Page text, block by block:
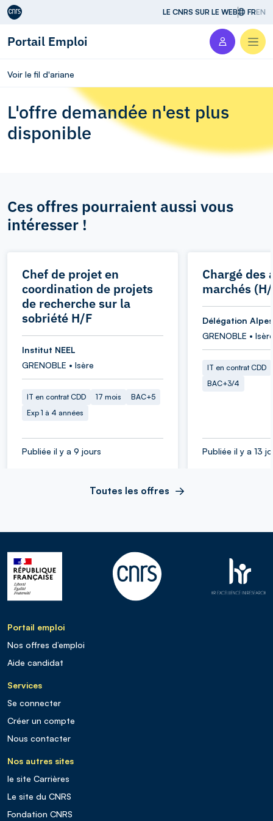
Aller au contenu LE CNRS SUR LE WEB FREN
Portail Emploi
Voir le fil d'ariane
L'offre demandée n'est plus
disponible
Ces offres pourraient aussi vous
intéresser !
Chef de projet en
coordination de projets
de recherche sur la
sobriété H/F
Institut NEEL
GRENOBLE • Isère
IT en contrat CDD 17 mois
BAC+5
Exp 1 à 4 années
Publiée il y a 9 jours
Chargé des
marchés
Délégation Alpes
GRENOBLE •
IT en contrat CDD
BAC+3/4
Publiée il y a 13
Toutes les offres
Portail emploi
Nos offres d’emploi
Aide candidat
Services
Se connecter
Créer un compte
Nous contacter
Nos autres sites
le site Carrières
Le site du CNRS
Fondation CNRS